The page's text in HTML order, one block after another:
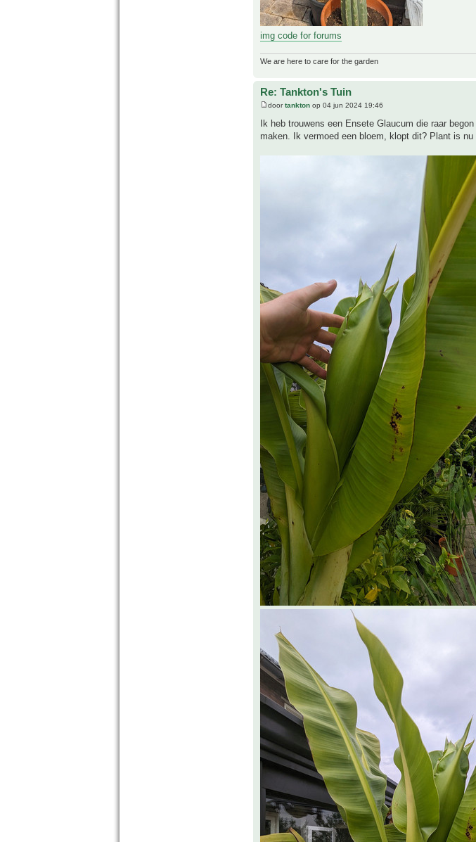
img code for forums
We are here to care for the garden
Re: Tankton's Tuin
doortankton op 04 jun 2024 19:46
Ik heb trouwens een Ensete Glaucum die raar
maken. Ik vermoed een bloem, klopt dit? Plant is